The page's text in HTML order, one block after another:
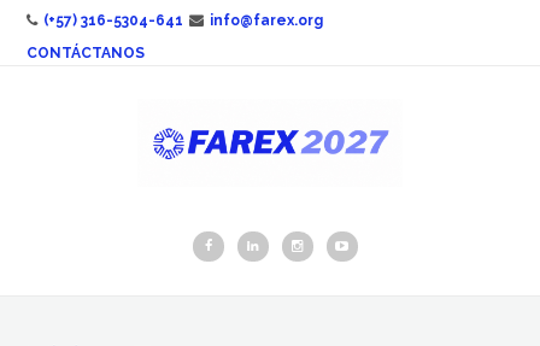
(+57) 316-5304-641
info@farex.org
CONTÁCTANOS